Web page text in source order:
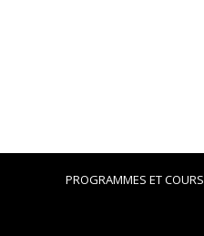
PROGRAMMES ET COURS